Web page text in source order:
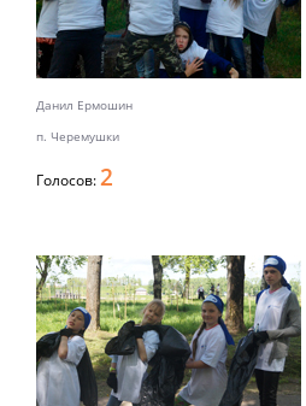
Данил Ермошин
п. Черемушки
Голосов:2